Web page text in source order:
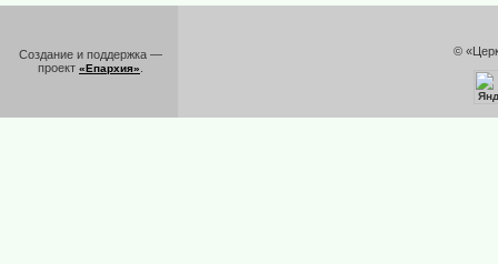
Создание и поддержка —
проект «Епархия»
©